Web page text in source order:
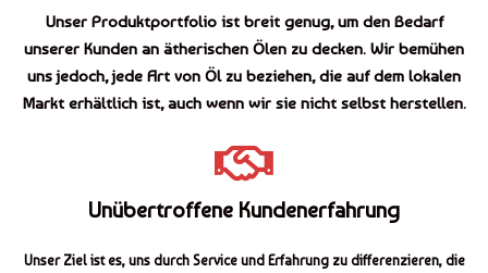
Unser Produktportfolio ist breit genug, um den Bedarf
unserer Kunden an ätherischen Ölen zu decken. Wir bemühen
uns jedoch, jede Art von Öl zu beziehen, die auf dem lokalen
Markt erhältlich ist, auch wenn wir sie nicht selbst herstellen.
Unübertroffene Kundenerfahrung
Unser Ziel ist es, uns durch Service und Erfahrung zu differenzieren, die